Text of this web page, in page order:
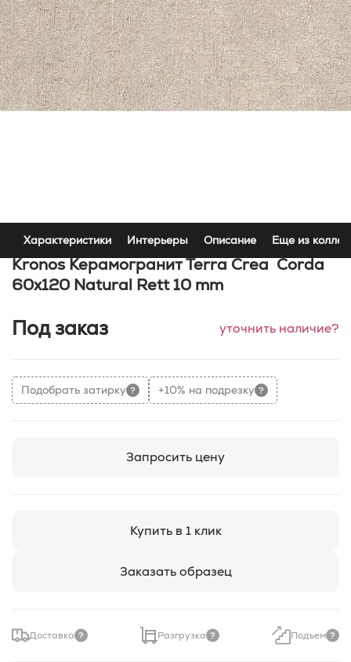
Характеристики Интерьеры Описание Еще из
Kronos Керамогранит Terra Crea Corda
60x120 Natural Rett 10 mm
Под заказ уточнить наличие?
Подобрать затирку +10% на подрезку
Запросить цену
Купить в 1 клик
Заказать образец
Доставка Разгрузка Подъем